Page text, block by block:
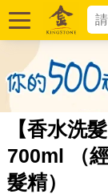
【香水洗
700ml （
髮精）